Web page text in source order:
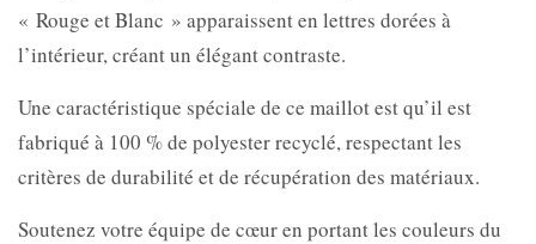
« Rouge et Blanc » apparaissent en lettres dorées à
l’intérieur, créant un élégant contraste.
Une caractéristique spéciale de ce maillot est qu’il est
fabriqué à 100 % de polyester recyclé, respectant les
critères de durabilité et de récupération des matériaux.
Soutenez votre équipe de cœur en portant les couleurs du